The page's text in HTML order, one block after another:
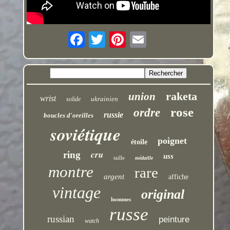
wrist solide ukrainien union raketa
boucles d'oreilles russie ordre rose
soviétique étoile poignet
ring cru taille médaille uss
montre argent rare affiche
vintage hommes original
russian watch russe peinture